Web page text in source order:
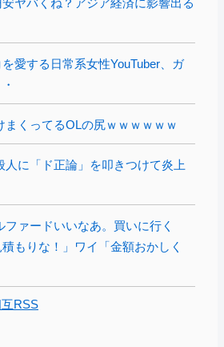
を愛する日常系女性YouTuber、ガ
まくってるOLの尻ｗｗｗｗｗｗ
人に「ド正論」を叩きつけて炎上
ファードいいなあ。買いに行く
もりな！」ワイ「金額おかしく
RSS